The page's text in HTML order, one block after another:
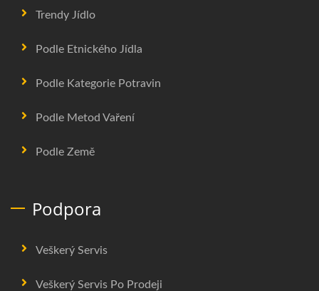
Trendy Jídlo
Podle Etnického Jídla
Podle Kategorie Potravin
Podle Metod Vaření
Podle Země
Podpora
Veškerý Servis
Veškerý Servis Po Prodeji